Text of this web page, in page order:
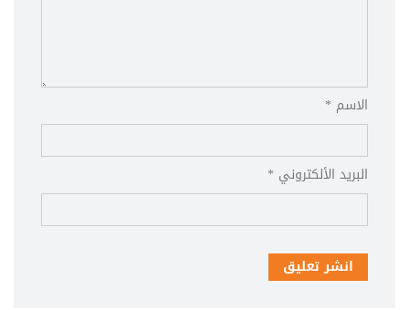
الاسم *
البريد الألكتروني *
انشر تعليق